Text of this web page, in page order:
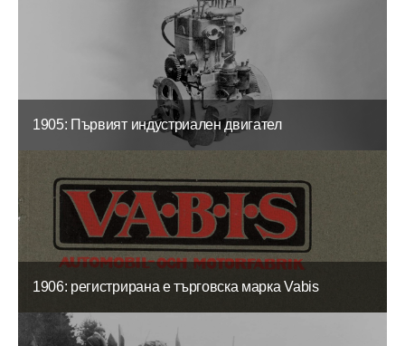
1905: Първият индустриален двигател
1906: регистрирана е търговска марка Vabis